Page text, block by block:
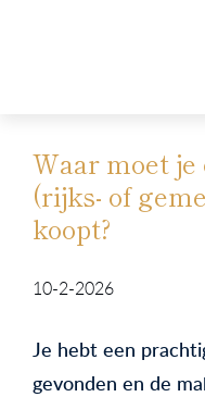
Waar moet
(rijks- of
koopt?
10-2-2026
Je hebt een
gevonden en de